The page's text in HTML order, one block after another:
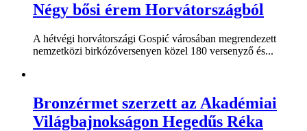
Négy bősi érem Horvátországból
A hétvégi horvátországi Gospić városában megrendezett
nemzetközi birkózóversenyen közel 180 versenyző és...
Bronzérmet szerzett az Akadémiai
Világbajnokságon Hegedűs Réka